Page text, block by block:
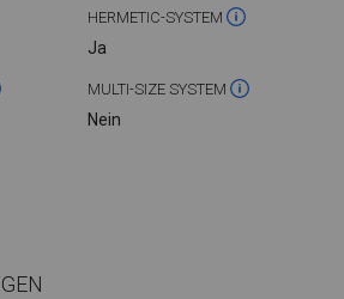
HERMETIC-SYSTEM
Ja
MULTI-SIZE SYSTEM
Nein